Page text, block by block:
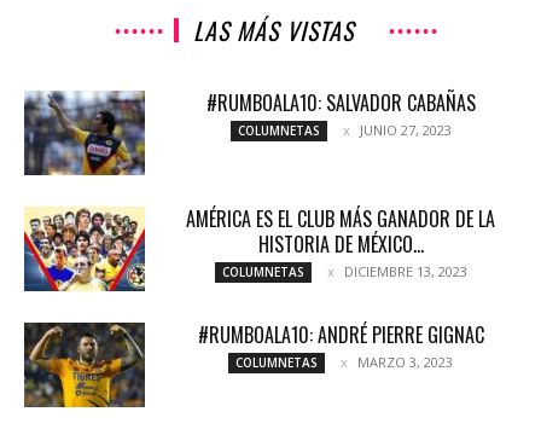
LAS MÁS VISTAS
#RUMBOALA10: SALVADOR CABAÑAS
COLUMNETAS JUNIO 27, 2023
AMÉRICA ES EL CLUB MÁS GANADOR DE LA
HISTORIA DE MÉXICO...
COLUMNETAS DICIEMBRE 13, 2023
#RUMBOALA10: ANDRÉ PIERRE GIGNAC
COLUMNETAS MARZO 3, 2023